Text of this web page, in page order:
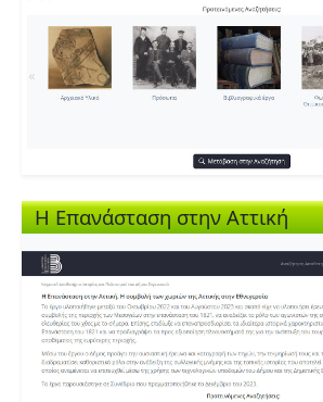
Η Επανάσταση στην Αττική